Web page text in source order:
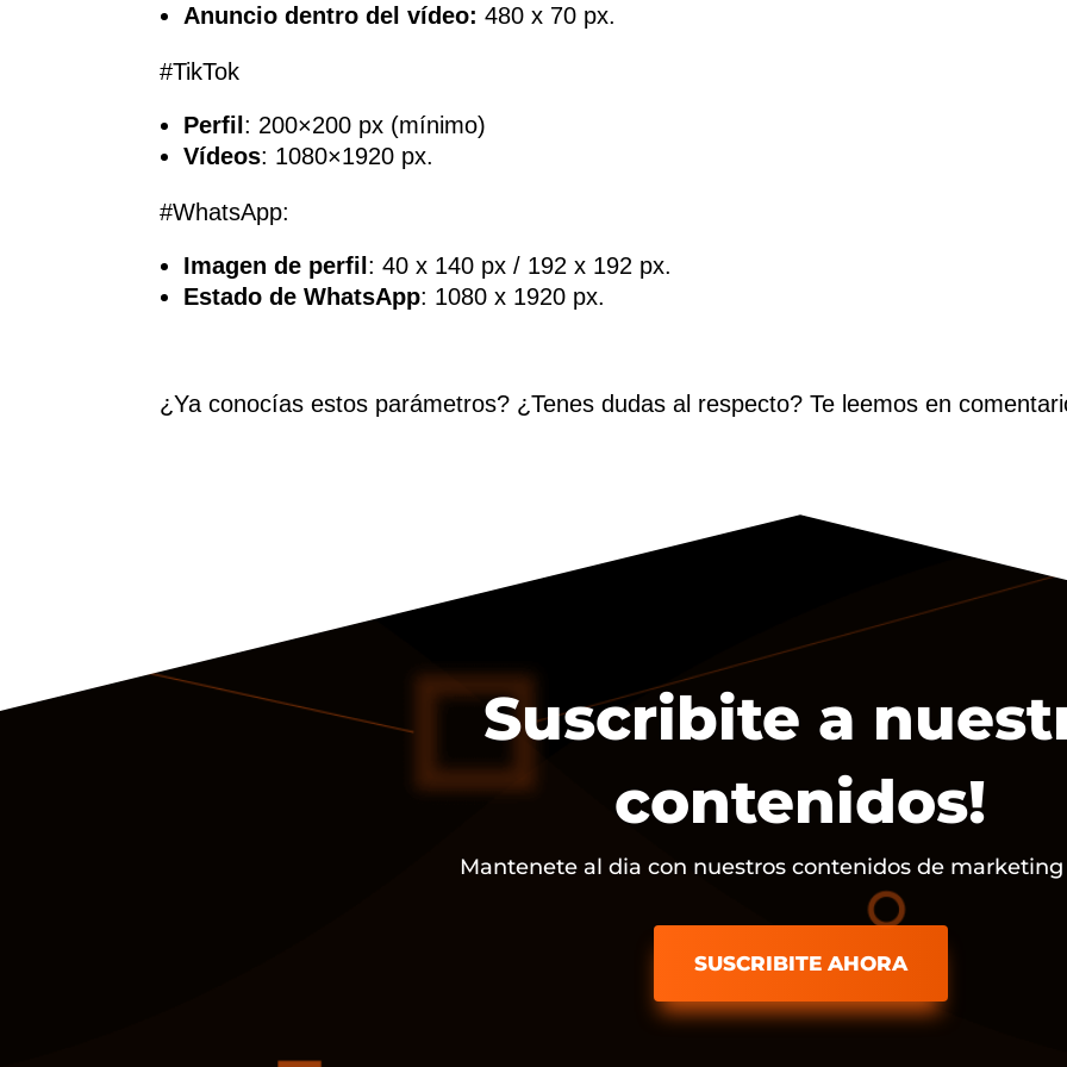
Anuncio dentro del vídeo:480 x 70 px.
#TikTok
Perfil : 200×200 px (mínimo)
Vídeos: 1080×1920 px.
#WhatsApp:
Imagen de perfil : 40 x 140 px / 192 x 192 px.
Estado de WhatsApp: 1080 x 1920 px.
¿Ya conocías estos parámetros? ¿Tenes dudas al respecto? Te leemos en
Suscribite a
contenidos!
Mantenete al dia con nuestros contenidos de
SUSCRIBITE AHORA